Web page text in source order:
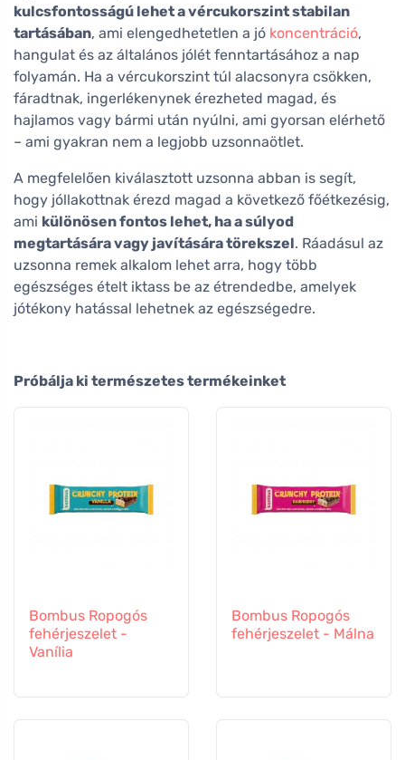
kulcsfontosságú lehet a vércukorszint stabilan
tartásában, ami elengedhetetlen a jó koncentráció,
hangulat és az általános jólét fenntartásához a nap
folyamán. Ha a vércukorszint túl alacsonyra csökken,
fáradtnak, ingerlékenynek érezheted magad, és
hajlamos vagy bármi után nyúlni, ami gyorsan elérhető
– ami gyakran nem a legjobb uzsonnaötlet.
A megfelelően kiválasztott uzsonna abban is segít,
hogy jóllakottnak érezd magad a következő főétkezésig,
ami különösen fontos lehet, ha a súlyod
megtartására vagy javítására törekszel. Ráadásul az
uzsonna remek alkalom lehet arra, hogy több
egészséges ételt iktass be az étrendedbe, amelyek
jótékony hatással lehetnek az egészségedre.
Próbálja ki természetes termékeinket
Bombus Ropogós
fehérjeszelet -
Vanília
Bombus Ropogós
fehérjeszelet - Málna